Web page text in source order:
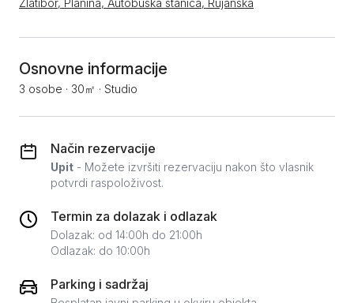
Zlatibor, Planina, Autobuska stanica, Rujanska
Osnovne informacije
3 osobe · 30㎡ · Studio
Način rezervacije
Upit - Možete izvršiti rezervaciju nakon što vlasnik
potvrdi raspoloživost.
Termin za dolazak i odlazak
Dolazak: od 14:00h do 21:00h
Odlazak: do 10:00h
Parking i sadržaj